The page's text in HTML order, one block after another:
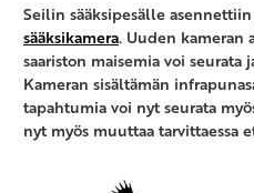
Seilin sääksipesälle
sääksikamera. Uuden kameran
saariston maisemia voi seurata
Kameran sisältämän
tapahtumia voi nyt seurata
nyt myös muuttaa tarvittaessa